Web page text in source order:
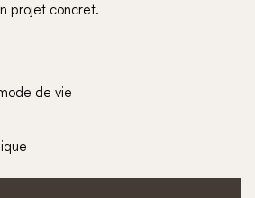
projet concret.
de vie